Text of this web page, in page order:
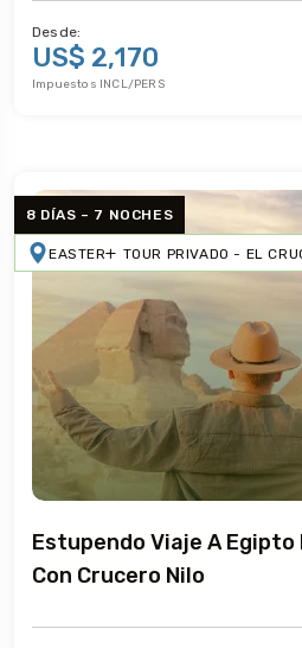
Desde:
US$ 2,170
Impuestos INCL/PERS
8 DÍAS – 7 NOCHES
EASTER TOUR PRIVADO - EL
Estupendo Viaje A Egipto
Con Crucero Nilo